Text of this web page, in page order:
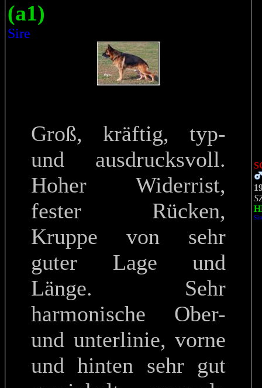
(a1)
Sire
Groß, kräftig, typ-
und ausdrucksvoll.
Hoher Widerrist,
fester Rücken,
Kruppe von sehr
guter Lage und
Länge. Sehr
harmonische Ober-
und unterlinie, vorne
und hinten sehr gut